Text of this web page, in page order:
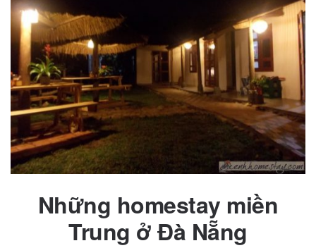
Những homestay miền
Trung ở Đà Nẵng